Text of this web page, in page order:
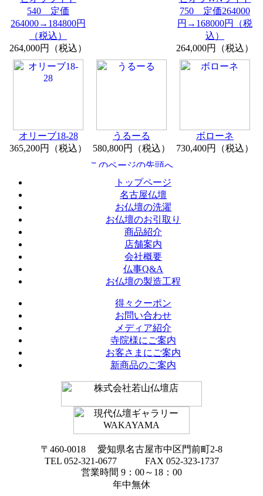
540 定価
264000→184800円
（税込）
264,000円（税込）
750 定価264000
円→168000円（税
込）
264,000円（税込）
オリーブ18-28
365,200円（税込）
うるーる
580,800円（税込）
ボローネ
730,400円（税込）
トップページ
名古屋仏壇
お仏壇の洗濯
お仏壇のお引取り
商品紹介
店舗案内
会社概要
仏事Q&A
お仏壇の製造工程
得々クーポン
お問い合わせ
メディア紹介
寺院様にご案内
お客さまにご案内
新商品のご案内
〒460-0018 愛知県名古屋市中区門前町2-8
TEL 052-321-0677 FAX 052-323-1737
営業時間 9：00～18：00
年中無休